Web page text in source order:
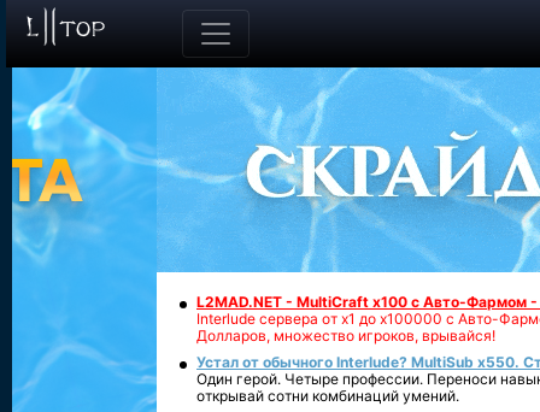
L2MAD.NET - MultiCraft x100 с Авто-Фармом
Interlude сервера от х1 до х100000 с Авто-
Долларов, множество игроков, врывайся!
Устал от обычного Interlude? MultiSub x550.
Один герой. Четыре профессии. Переноси
открывай сотни комбинаций умений.